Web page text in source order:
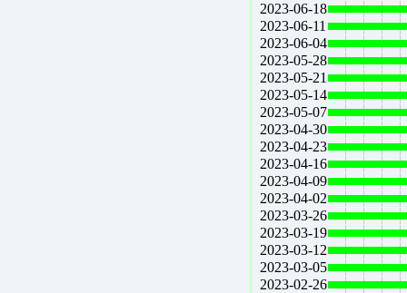
2023-06-18
2023-06-11
2023-06-04
2023-05-28
2023-05-21
2023-05-14
2023-05-07
2023-04-30
2023-04-23
2023-04-16
2023-04-09
2023-04-02
2023-03-26
2023-03-19
2023-03-12
2023-03-05
2023-02-26